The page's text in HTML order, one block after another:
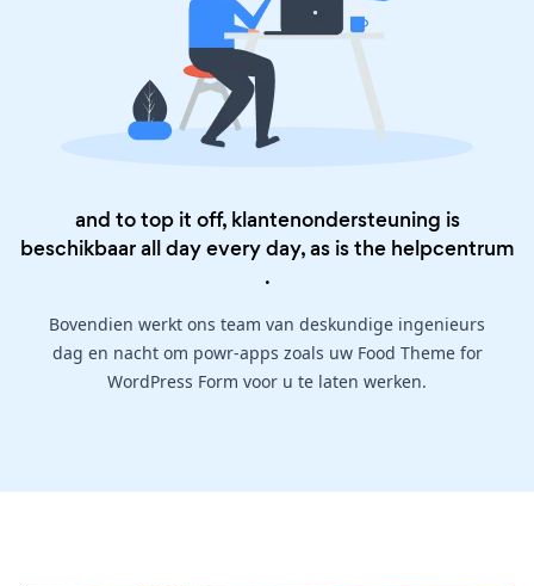
and to top it off, klantenondersteuning is
beschikbaar all day every day, as is the helpcentrum
.
Bovendien werkt ons team van deskundige ingenieurs
dag en nacht om powr-apps zoals uw Food Theme for
WordPress Form voor u te laten werken.